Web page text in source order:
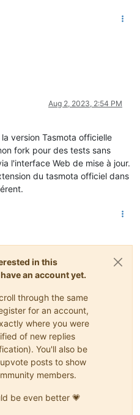
Aug 2, 2023, 2:54 PM
version Tasmota officielle
fork pour des tests sans
l'interface Web de mise à jour.
du tasmota officiel dans
in this
an account yet.
through the same
for an account,
where you were
of new replies
You'll also be
posts to show
members.
be even better 💗